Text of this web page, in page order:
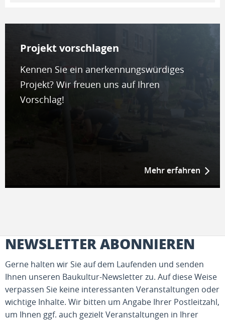
Projekt vor­schla­gen
Kennen Sie ein anerkennungswürdiges
Projekt? Wir freuen uns auf Ihren
Vorschlag!
Mehr erfahren
NEWSLETTER ABONNIEREN
Gerne halten wir Sie auf dem Laufenden und senden
Ihnen unseren Baukultur-Newsletter zu. Auf diese Weise
verpassen Sie keine interessanten Veranstaltungen oder
wichtige Inhalte. Wir bitten um Angabe Ihrer Postleitzahl,
um Ihnen ggf. auch gezielt Veranstaltungen in Ihrer